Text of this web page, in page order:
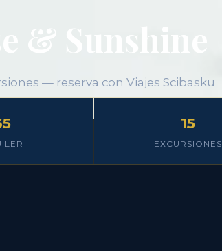
& Sunshine
— reserva con Viajes Scibasku
15
EXCURSIONES